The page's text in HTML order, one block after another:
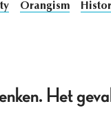
Orangism
Het